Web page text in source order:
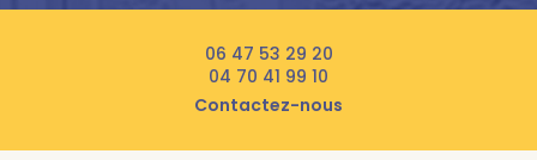
06 47 53 29 20
04 70 41 99 10
Contactez-nous